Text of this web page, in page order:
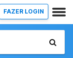
FAZER LOGIN